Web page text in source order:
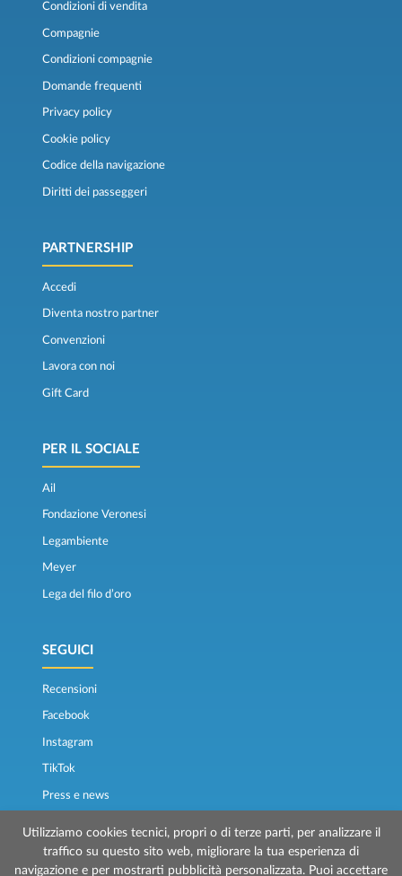
Condizioni di vendita
Compagnie
Condizioni compagnie
Domande frequenti
Privacy policy
Cookie policy
Codice della navigazione
Diritti dei passeggeri
PARTNERSHIP
Accedi
Diventa nostro partner
Convenzioni
Lavora con noi
Gift Card
PER IL SOCIALE
Ail
Fondazione Veronesi
Legambiente
Meyer
Lega del filo d’oro
SEGUICI
Recensioni
Facebook
Instagram
TikTok
Press e news
Utilizziamo cookies tecnici, propri o di terze parti, per analizzare il
traffico su questo sito web, migliorare la tua esperienza di
navigazione e per mostrarti pubblicità personalizzata. Puoi accettare